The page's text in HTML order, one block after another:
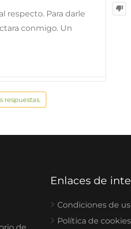
respecto. Para darle
conmigo. Un
respuestas.
Enlaces de
Condiciones de
Política de cookies